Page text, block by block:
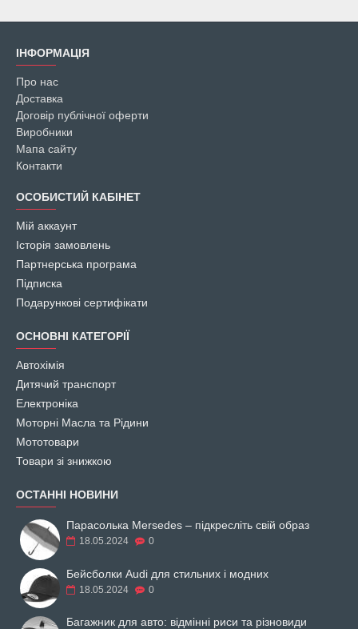
ІНФОРМАЦІЯ
Про нас
Доставка
Договір публічної оферти
Виробники
Мапа сайту
Контакти
ОСОБИСТИЙ КАБІНЕТ
Мій аккаунт
Історія замовлень
Партнерська програма
Підписка
Подарункові сертифікати
ОСНОВНІ КАТЕГОРІЇ
Автохімія
Дитячий транспорт
Електроніка
Моторні Масла та Рідини
Мототовари
Товари зі знижкою
ОСТАННІ НОВИНИ
Парасолька Mersedes – підкресліть свій образ
18.05.2024 0
Бейсболки Audi для стильних і модних
18.05.2024 0
Багажник для авто: відмінні риси та різновиди